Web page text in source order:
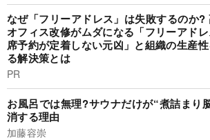
なぜ「フリーアドレス」は失敗するのか?
オフィス改修がムダになる「フリーアド
席予約が定着しない元凶」と組織の生産
る解決策とは
PR
お風呂では無理?サウナだけが“煮詰まり
消する理由
加藤容崇